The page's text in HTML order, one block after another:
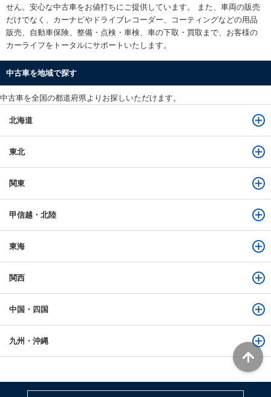
せん。安心な中古車をお値打ちにご提供しています。 また、車両の販売
だけでなく、カーナビやドライブレコーダー、コーティングなどの用品
販売、自動車保険、整備・点検・車検、車の下取・買取まで、お客様の
カーライフをトータルにサポートいたします。
中古車を地域で探す
中古車を全国の都道府県よりお探しいただけます。
北海道
東北
関東
甲信越・北陸
東海
関西
中国・四国
九州・沖縄